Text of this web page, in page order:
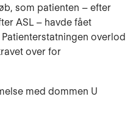
som patienten – efter
ASL – havde fået
overlod
over for
med dommen U